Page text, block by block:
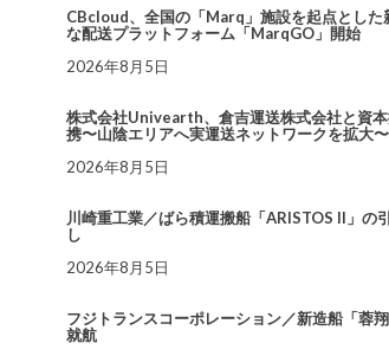
CBcloud、全国の「Marq」施設を起点とした
な配送プラットフォーム「MarqGO」開始
2026年8月5日
株式会社Univearth、倉吉運送株式会社と資
携〜山陰エリアへ実運送ネットワークを拡大〜
2026年8月5日
川崎重工業／ばら積運搬船「ARISTOS II」の
し
2026年8月5日
フジトランスコーポレーション／新造船「蓉翔
就航